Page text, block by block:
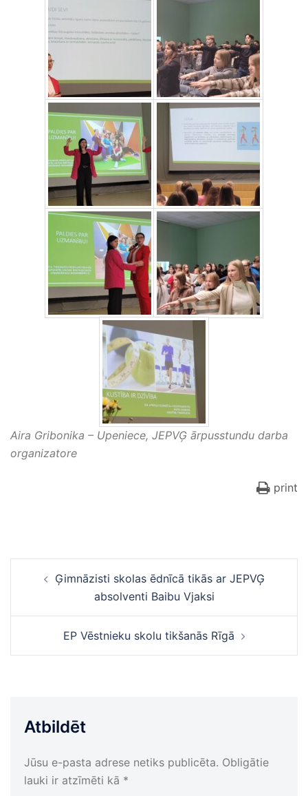
Aira Gribonika – Upeniece, JEPVĢ ārpusstundu darba
organizatore
print
navigācijaĢimnāzisti skolas ēdnīcā tikās ar JEPVĢ
absolventi Baibu Vjaksi
EP Vēstnieku skolu tikšanās Rīgā
Atbildēt
Jūsu e-pasta adrese netiks publicēta. Obligātie
lauki ir atzīmēti kā *